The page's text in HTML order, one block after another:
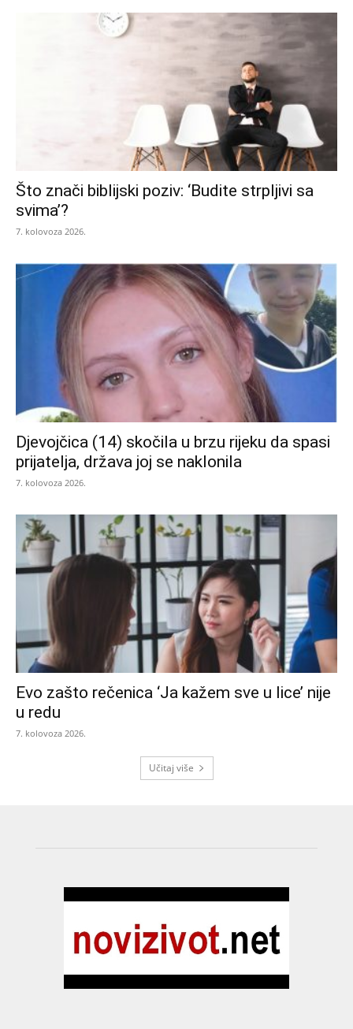
Što znači biblijski poziv: ‘Budite strpljivi sa
svima’?
7. kolovoza 2026.
Djevojčica (14) skočila u brzu rijeku da spasi
prijatelja, država joj se naklonila
7. kolovoza 2026.
Evo zašto rečenica ‘Ja kažem sve u lice’ nije
u redu
7. kolovoza 2026.
Učitaj više